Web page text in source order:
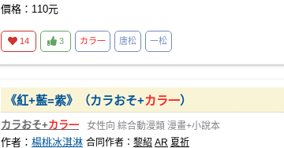
價格：110元
14 3 カラ一 唐松 一松
《紅+藍=紫》（カラおそ+カラ一）
カラおそ+カラ一 女性向 綜合動漫類 漫畫+小說本
作者： 楊桃冰淇淋 合同作者： 黎紹 AR 夏祈